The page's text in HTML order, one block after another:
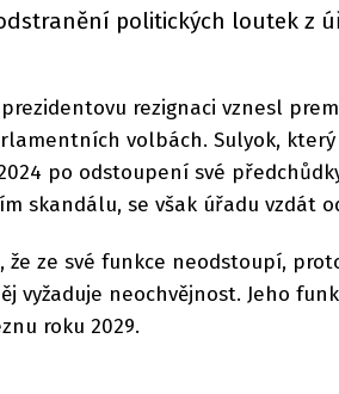
politických loutek z
prezidentovu rezignaci vznesl
volbách. Sulyok,
po odstoupení své
skandálu, se však úřadu vzdát
že ze své funkce neodstoupí,
vyžaduje neochvějnost. Jeho
roku 2029.